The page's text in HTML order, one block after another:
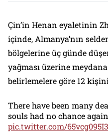
Çin’in Henan eyaletinin
içinde, Almanya’nın
bölgelerine üç günde
yağması üzerine
belirlemelere göre 12
There have been many
souls had no chance
pic.twitter.com/65vcg095I3